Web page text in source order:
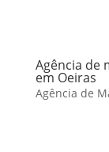
Agência de
em Oeiras
Agência de